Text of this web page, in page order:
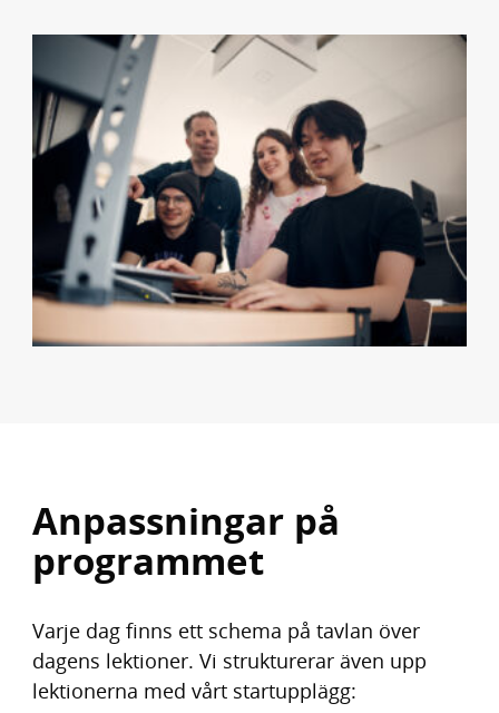
Anpassningar på
programmet
Varje dag finns ett schema på tavlan över
dagens lektioner. Vi strukturerar även upp
lektionerna med vårt startupplägg: